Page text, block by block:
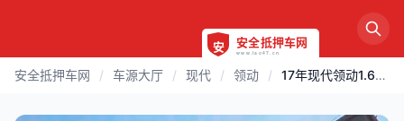
安全抵押车网 / 车源大厅 / 现代 / 领动 / 17年现代领动1.6高配